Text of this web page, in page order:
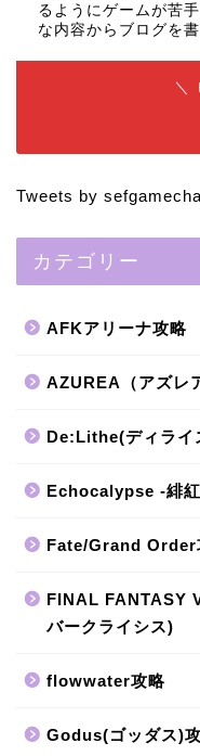
るようにゲームが苦
な内容からブログを書
＼
Tweets by
カテゴリー
AFKアリーナ攻略
AZUREA（アズレ
De:Lithe(ディライ
Echocalypse -緋
Fate/Grand Order
FINAL FANTASY
バークライシス)
flowwater攻略
Godus(ゴッダス)